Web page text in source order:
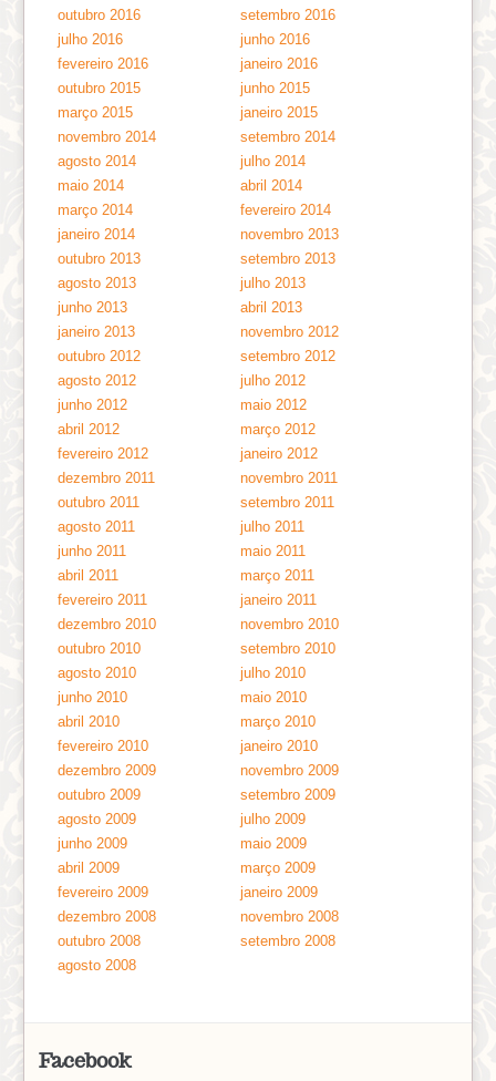
outubro 2016
setembro 2016
julho 2016
junho 2016
fevereiro 2016
janeiro 2016
outubro 2015
junho 2015
março 2015
janeiro 2015
novembro 2014
setembro 2014
agosto 2014
julho 2014
maio 2014
abril 2014
março 2014
fevereiro 2014
janeiro 2014
novembro 2013
outubro 2013
setembro 2013
agosto 2013
julho 2013
junho 2013
abril 2013
janeiro 2013
novembro 2012
outubro 2012
setembro 2012
agosto 2012
julho 2012
junho 2012
maio 2012
abril 2012
março 2012
fevereiro 2012
janeiro 2012
dezembro 2011
novembro 2011
outubro 2011
setembro 2011
agosto 2011
julho 2011
junho 2011
maio 2011
abril 2011
março 2011
fevereiro 2011
janeiro 2011
dezembro 2010
novembro 2010
outubro 2010
setembro 2010
agosto 2010
julho 2010
junho 2010
maio 2010
abril 2010
março 2010
fevereiro 2010
janeiro 2010
dezembro 2009
novembro 2009
outubro 2009
setembro 2009
agosto 2009
julho 2009
junho 2009
maio 2009
abril 2009
março 2009
fevereiro 2009
janeiro 2009
dezembro 2008
novembro 2008
outubro 2008
setembro 2008
agosto 2008
Facebook